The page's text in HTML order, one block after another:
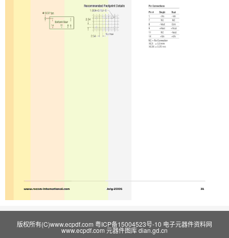
版权所有(C)www.ecpdf.com 粤ICP备15004523号-10 电子元器件资料网
www.ecpdf.com 元器件图库dian.gd.cn